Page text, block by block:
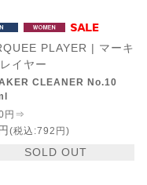
PLAYER | マーキ
イヤー
CLEANER No.10
円⇒
(税込:792円)
SOLD OUT